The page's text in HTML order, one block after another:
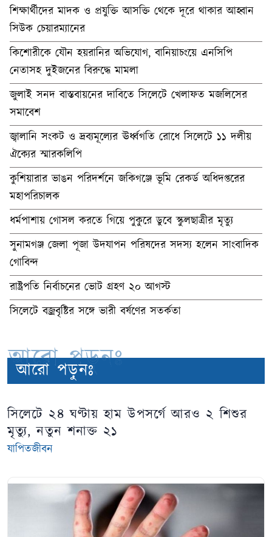
শিক্ষার্থীদের মাদক ও প্রযুক্তি আসক্তি থেকে দূরে থাকার আহ্বান
সিউক চেয়ারম্যানের
কিশোরীকে যৌন হয়রানির অভিযোগ, বানিয়াচংয়ে এনসিপি
নেতাসহ দুইজনের বিরুদ্ধে মামলা
জুলাই সনদ বাস্তবায়নের দাবিতে সিলেটে খেলাফত মজলিসের
সমাবেশ
জ্বালানি সংকট ও দ্রব্যমূল্যের ঊর্ধ্বগতি রোধে সিলেটে ১১ দলীয়
ঐক্যের স্মারকলিপি
কুশিয়ারার ভাঙন পরিদর্শনে জকিগঞ্জে ভূমি রেকর্ড অধিদপ্তরের
মহাপরিচালক
ধর্মপাশায় গোসল করতে গিয়ে পুকুরে ডুবে স্কুলছাত্রীর মৃত্যু
সুনামগঞ্জ জেলা পূজা উদযাপন পরিষদের সদস্য হলেন সাংবাদিক
গোবিন্দ
রাষ্ট্রপতি নির্বাচনের ভোট গ্রহণ ২০ আগস্ট
সিলেটে বজ্রবৃষ্টির সঙ্গে ভারী বর্ষণের সতর্কতা
আরো পড়ুনঃ
আরো পড়ুনঃ
সিলেটে ২৪ ঘণ্টায় হাম উপসর্গে আরও ২ শিশুর
মৃত্যু, নতুন শনাক্ত ২১
যাপিতজীবন